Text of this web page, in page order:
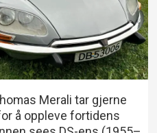
Merali tar gjerne
å oppleve fortidens